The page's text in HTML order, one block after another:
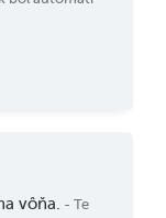
vôňa. - Te